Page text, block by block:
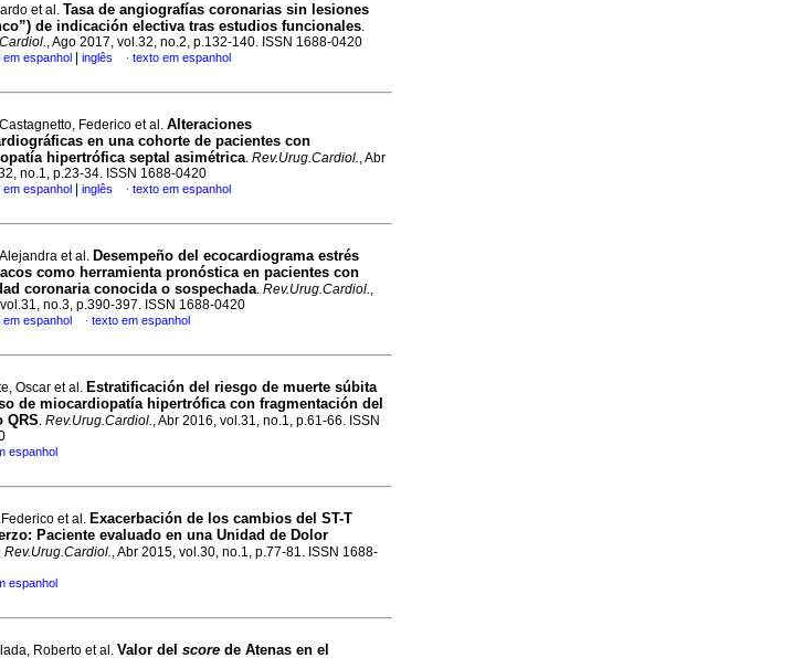
et al. Tasa de angiografías coronarias sin lesiones
de indicación electiva tras estudios funcionales.
, Ago 2017, vol.32, no.2, p.132-140. ISSN 1688-0420
em espanhol inglês · texto em espanhol
Federico et al. Alteraciones
en una cohorte de pacientes con
hipertrófica septal asimétrica. Rev.Urug.Cardiol., Abr
no.1, p.23-34. ISSN 1688-0420
em espanhol inglês · texto em espanhol
et al. Desempeño del ecocardiograma estrés
como herramienta pronóstica en pacientes con
coronaria conocida o sospechada. Rev.Urug.Cardiol.,
no.3, p.390-397. ISSN 1688-0420
em espanhol · texto em espanhol
Oscar et al. Estratificación del riesgo de muerte súbita
de miocardiopatía hipertrófica con fragmentación del
QRS. Rev.Urug.Cardiol., Abr 2016, vol.31, no.1, p.61-66. ISSN
espanhol
et al. Exacerbación de los cambios del ST-T
: Paciente evaluado en una Unidad de Dolor
. Rev.Urug.Cardiol., Abr 2015, vol.30, no.1, p.77-81. ISSN 1688-
espanhol
Roberto et al. Valor del score de Atenas en el